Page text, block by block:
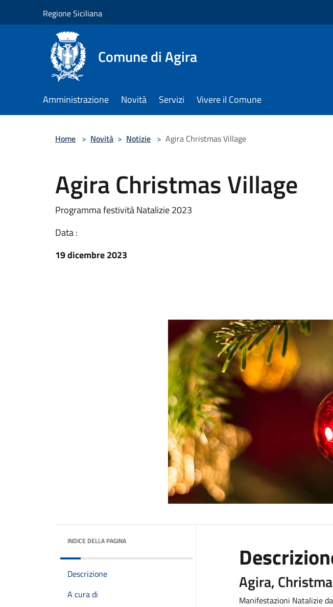
Regione Siciliana
Comune di Agira
Amministrazione Novità Servizi Vivere il Comune
Home > Novità > Notizie > Agira Christmas Village
Agira Christmas Village
Programma festività Natalizie 2023
Data :
19 dicembre 2023
INDICE DELLA PAGINA
Descrizione
A cura di
Agira,
Manifestazioni Natalizie